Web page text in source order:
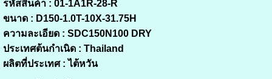
รหัสสินค้า : 01-1A1R-28-R
ขนาด : D150-1.0T-10X-31.75H
ความละเอียด : SDC150N100 DRY
ประเทศต้นกำเนิด : Thailand
ผลิตที่ประเทศ : ไต้หวัน